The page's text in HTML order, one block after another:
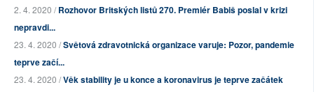
2. 4. 2020 /Rozhovor Britských listů 270. Premiér Babiš poslal v krizi
nepravdi...
23. 4. 2020 /Světová zdravotnická organizace varuje: Pozor, pandemie
teprve začí...
23. 4. 2020 /Věk stability je u konce a koronavirus je teprve začátek